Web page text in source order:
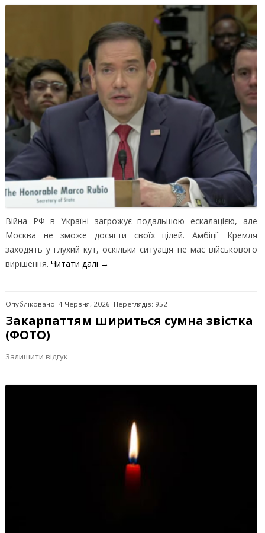
Війна РФ в Україні загрожує подальшою ескалацією, але
Москва не зможе досягти своїх цілей. Амбіції Кремля
заходять у глухий кут, оскільки ситуація не має військового
вирішення. Читати далі →
Опубліковано: 4 Червня, 2026. Переглядів: 952
Закарпаттям шириться сумна звістка
(ФОТО)
Залишити відгук